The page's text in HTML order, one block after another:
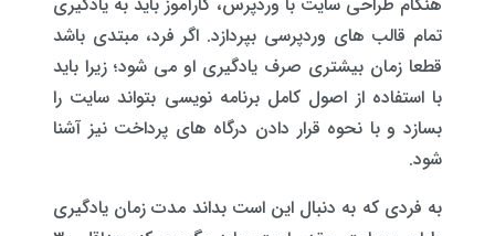
تمام قالب های وردپرسی بپردازد. اگر فرد، مبتدی باشد
قطعا زمان بیشتری صرف یادگیری او می شود؛ زیرا باید
با استفاده از اصول کامل برنامه نویسی بتواند سایت را
بسازد و با نحوه قرار دادن درگاه های پرداخت نیز آشنا
شود.
به فردی که به دنبال این است بداند مدت زمان یادگیری